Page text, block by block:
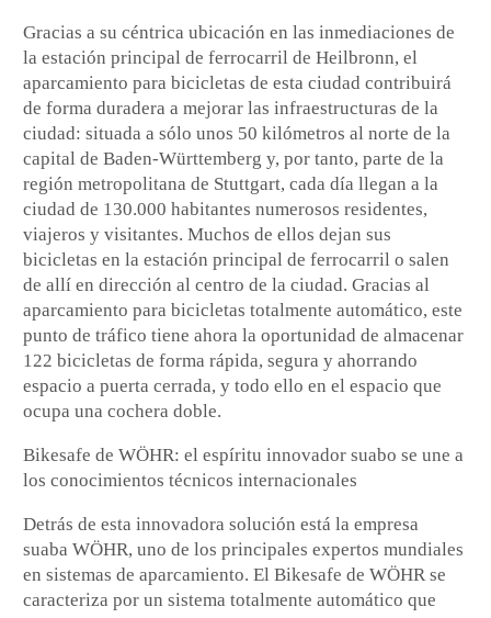
Gracias a su céntrica ubicación en las inmediaciones de
la estación principal de ferrocarril de Heilbronn, el
aparcamiento para bicicletas de esta ciudad contribuirá
de forma duradera a mejorar las infraestructuras de la
ciudad: situada a sólo unos 50 kilómetros al norte de la
capital de Baden-Württemberg y, por tanto, parte de la
región metropolitana de Stuttgart, cada día llegan a la
ciudad de 130.000 habitantes numerosos residentes,
viajeros y visitantes. Muchos de ellos dejan sus
bicicletas en la estación principal de ferrocarril o salen
de allí en dirección al centro de la ciudad. Gracias al
aparcamiento para bicicletas totalmente automático, este
punto de tráfico tiene ahora la oportunidad de almacenar
122 bicicletas de forma rápida, segura y ahorrando
espacio a puerta cerrada, y todo ello en el espacio que
ocupa una cochera doble.
Bikesafe de WÖHR: el espíritu innovador suabo se une a
los conocimientos técnicos internacionales
Detrás de esta innovadora solución está la empresa
suaba WÖHR, uno de los principales expertos mundiales
en sistemas de aparcamiento. El Bikesafe de WÖHR se
caracteriza por un sistema totalmente automático que